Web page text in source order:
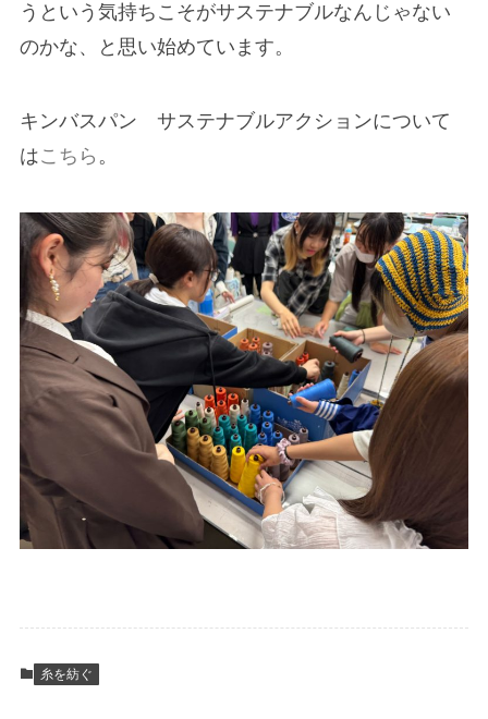
うという気持ちこそがサステナブルなんじゃない
のかな、と思い始めています。
キンバスパン サステナブルアクションについて
はこちら 。
糸を紡ぐ